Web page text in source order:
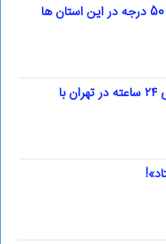
شماره اتوبوس دربستی ۲۴ ساعته در تهران با